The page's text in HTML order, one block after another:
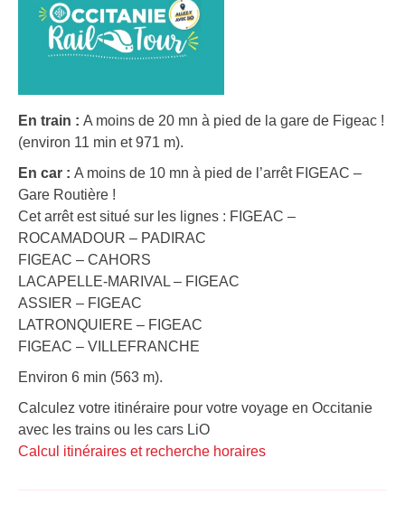
En train : A moins de 20 mn à pied de la gare de Figeac !
(environ 11 min et 971 m).
En car : A moins de 10 mn à pied de l’arrêt FIGEAC –
Gare Routière !
Cet arrêt est situé sur les lignes : FIGEAC –
ROCAMADOUR – PADIRAC
FIGEAC – CAHORS
LACAPELLE-MARIVAL – FIGEAC
ASSIER – FIGEAC
LATRONQUIERE – FIGEAC
FIGEAC – VILLEFRANCHE
Environ 6 min (563 m).
Calculez votre itinéraire pour votre voyage en Occitanie
avec les trains ou les cars LiO
Calcul itinéraires et recherche horaires